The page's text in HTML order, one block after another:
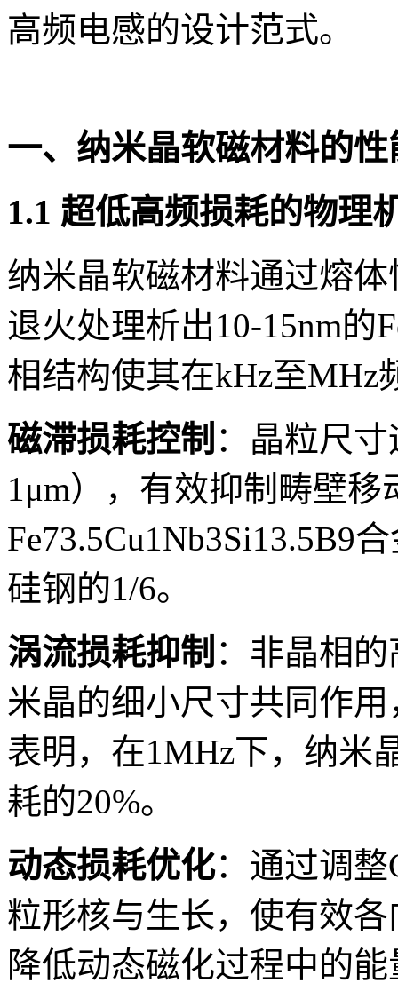
高频电感的设计范式。
一、纳米晶软磁材料的
1.1 超低高频损耗的物理
纳米晶软磁材料通过熔
退火处理析出10-15nm的
相结构使其在kHz至MHz
磁滞损耗控制 ：晶粒尺
1μm），有效抑制畴壁
Fe73.5Cu1Nb3Si13.5B9
硅钢的1/6。
涡流损耗抑制 ：非晶相
米晶的细小尺寸共同作
表明，在1MHz下，纳米
耗的20%。
动态损耗优化：通过调整
粒形核与生长，使有效各
降低动态磁化过程中的